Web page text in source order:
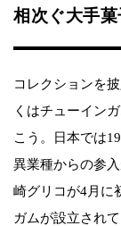
相次ぐ大手
コレクションを
くはチューイン
こう。日本では
異業種からの参
崎グリコが4月に
ガムが設立され